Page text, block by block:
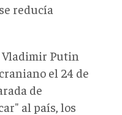
reducía
Putin
el 24 de
de
al país, los